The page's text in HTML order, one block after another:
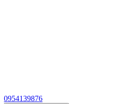
0954139876